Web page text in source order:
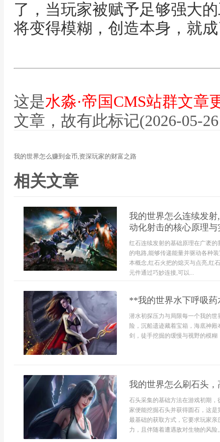
了，当玩家被赋予足够强大
将变得模糊，创造本身，就
这是水淼·帝国CMS站群文章
文章，故有此标记(2026-05-
我的世界怎么赚到金币,资深玩家的财富之路
相关文章
我的世界怎么连续发
动化射击的核心原理与
红石连续发射的基础原理在广袤
的电路,能够传递能量并驱动各种
本概念,红石火把的熄灭与点亮,红
元件通过巧妙连接,可以...
**我的世界水下呼吸
潜水初探压力与局限每一个我的
险，沉船遗迹藏着宝箱，海底神
剑，徒手挖掘的缓慢与视野的模
我的世界怎么刷石头
石头采集的基础方法在游戏初期
家便能挖掘石头并获得圆石，这
最基础的获取方式，它要求玩家
力，且伴随着遭遇敌对生物的风